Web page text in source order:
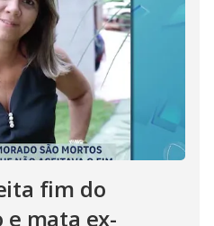
fim do
mata ex-